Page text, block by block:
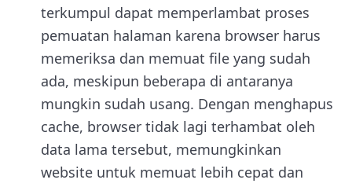
terkumpul dapat memperlambat proses
pemuatan halaman karena browser harus
memeriksa dan memuat file yang sudah
ada, meskipun beberapa di antaranya
mungkin sudah usang. Dengan menghapus
cache, browser tidak lagi terhambat oleh
data lama tersebut, memungkinkan
website untuk memuat lebih cepat dan